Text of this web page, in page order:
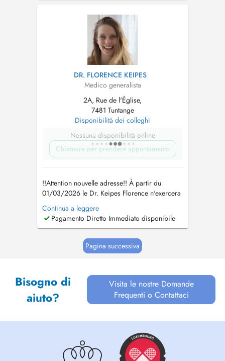
DR. FLORENCE KEIPES
Medico generalista
2A, Rue de l'Église,
7481 Tuntange
Disponibilità dei colleghi
Nessuna disponibilità online
Chiamare per prendere appuntamento
!!Attention nouvelle adresse!! À partir du
01/03/2026 le Dr. Keipes Florence n'exercera
plus au Cabinet Médical Steinsel, mais au
Centre Médical Tënten 2A, rue de l'Eglise L
7481 Tuntange Tel : 26 39 63 Fax : 26 39 63
remplace également le...
Continua a leggere
Pagamento Diretto Immediato disponibile
Pagina successiva
Bisogno di
aiuto?
Visita le nostre Domande
Frequenti o Contattaci